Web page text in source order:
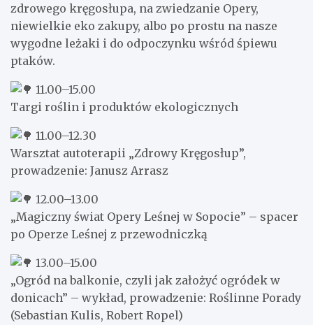
zdrowego kręgosłupa, na zwiedzanie Opery,
niewielkie eko zakupy, albo po prostu na nasze
wygodne leżaki i do odpoczynku wśród śpiewu
ptaków.
11.00–15.00
Targi roślin i produktów ekologicznych
11.00–12.30
Warsztat autoterapii „Zdrowy Kręgosłup”,
prowadzenie: Janusz Arrasz
12.00–13.00
„Magiczny świat Opery Leśnej w Sopocie” – spacer
po Operze Leśnej z przewodniczką
13.00–15.00
„Ogród na balkonie, czyli jak założyć ogródek w
donicach” – wykład, prowadzenie: Roślinne Porady
(Sebastian Kulis, Robert Ropel)